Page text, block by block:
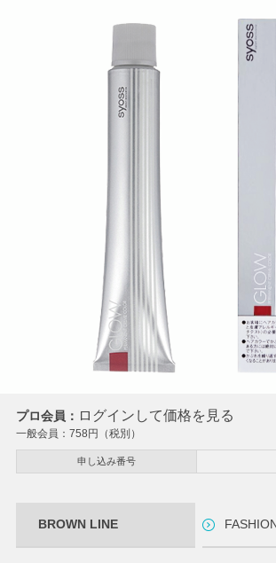
プロ会員： ログインして価格を見る
一般会員： 758円（税別）
申し込み番号
BROWN LINE